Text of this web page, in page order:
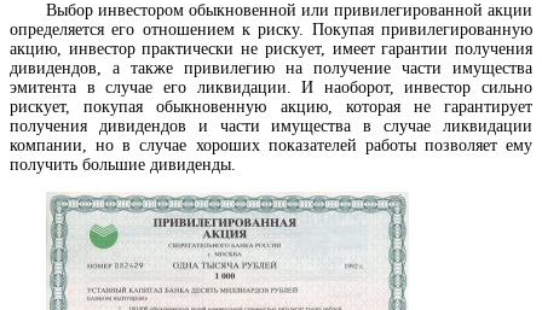
Выбор инвестором обыкновенной или привилегированной акции
определяется его отношением к риску. Покупая привилегированную
акцию, инвестор практически не рискует, имеет гарантии получения
дивидендов, а также привилегию на получение части имущества
эмитента в случае его ликвидации. И наоборот, инвестор сильно
рискует, покупая обыкновенную акцию, которая не гарантирует
получения дивидендов и части имущества в случае ликвидации
компании, но в случае хороших показателей работы позволяет ему
получить большие дивиденды.